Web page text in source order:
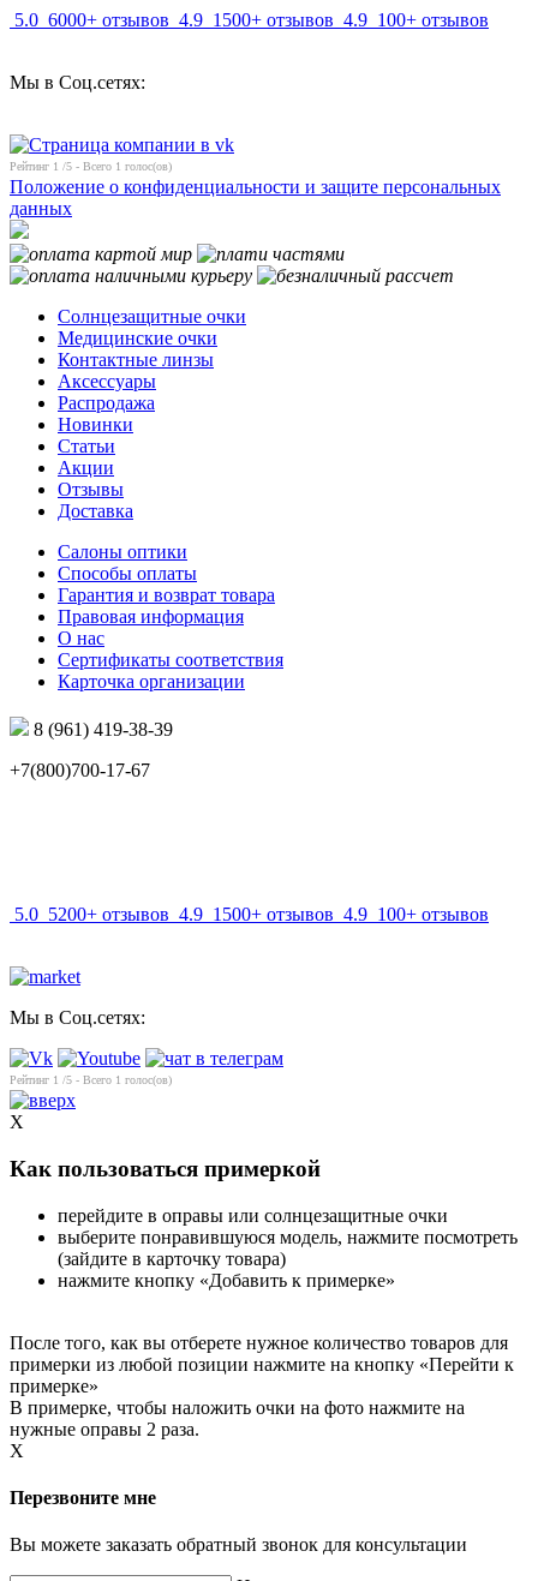
5.0 6000+ отзывов 4.9 1500+ отзывов 4.9 100+ отзывов
Мы в Соц.сетях:
Рейтинг 1 /5 - Всего 1 голос(ов)
Положение о конфиденциальности и защите персональных
данных
Солнцезащитные очки
Медицинские очки
Контактные линзы
Аксессуары
Распродажа
Новинки
Статьи
Акции
Отзывы
Доставка
Салоны оптики
Способы оплаты
Гарантия и возврат товара
Правовая информация
О нас
Сертификаты соответствия
Карточка организации
8 (961) 419-38-39
+7(800)700-17-67
5.0 5200+ отзывов 4.9 1500+ отзывов 4.9 100+ отзывов
Мы в Соц.сетях:
Рейтинг 1 /5 - Всего 1 голос(ов)
X
Как пользоваться примеркой
перейдите в оправы или солнцезащитные очки
выберите понравившуюся модель, нажмите посмотреть
(зайдите в карточку товара)
нажмите кнопку «Добавить к примерке»
После того, как вы отберете нужное количество товаров для
примерки из любой позиции нажмите на кнопку «Перейти к
примерке»
В примерке, чтобы наложить очки на фото нажмите на
нужные оправы 2 раза.
X
Перезвоните мне
Вы можете заказать обратный звонок для консультации